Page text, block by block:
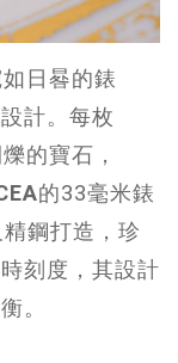
日晷的錶
計。每枚
的寶石，
的33毫米錶
鋼打造，珍
刻度，其設計
平衡。